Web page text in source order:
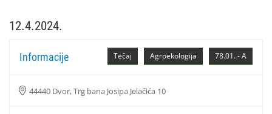
12.4.2024.
78.01. - A
Agroekologija
Tečaj
Informacije
44440 Dvor, Trg bana Josipa Jelačića 10